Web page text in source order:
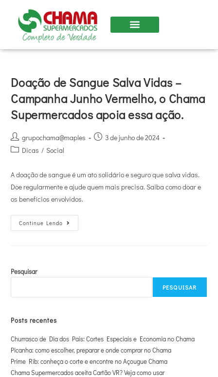
Doação de Sangue Salva Vidas –
Campanha Junho Vermelho, o Chama
Supermercados apoia essa ação.
grupochama@maples
3 de junho de 2024
Dicas / Social
A doação de sangue é um ato solidário e seguro que salva vidas.
Doe regularmente e ajude quem mais precisa. Saiba como doar e
os benefícios envolvidos.
Continue Lendo
Pesquisar
PESQUISAR
Posts recentes
Churrasco de Dia dos Pais: Cortes Especiais e Economia no Chama
Picanha: como escolher, preparar e onde comprar no Chama
Prime Rib: conheça o corte e encontre no Açougue Chama
Chama Supermercados aceita Cartão VR? Veja como usar